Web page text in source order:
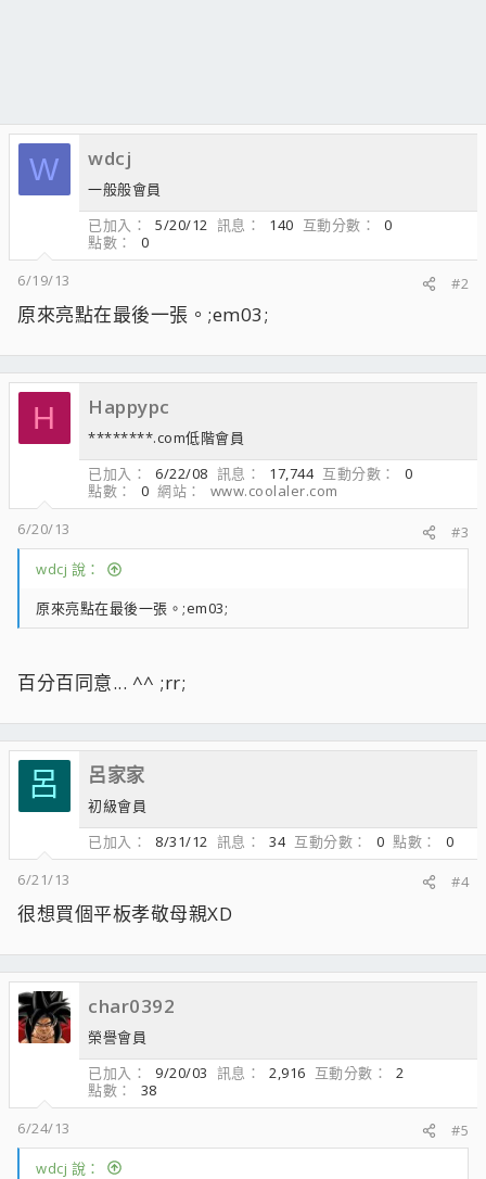
W wdcj
一般般會員
已加入
5/20/12 訊息 140 互動分數
0
點數
0
6/19/13
#2
原來亮點在最後一張。;em03;
H Happypc
********.com低階會員
已加入
6/22/08 訊息 17,744 互動分數
0
點數
0 網站
www.coolaler.com
6/20/13
#3
wdcj 說：
原來亮點在最後一張。;em03;
百分百同意... ^^ ;rr;
呂 呂家家
初級會員
已加入
8/31/12 訊息 34 互動分數 0 點數
0
6/21/13
#4
很想買個平板孝敬母親XD
char0392
榮譽會員
已加入
9/20/03 訊息 2,916 互動分數
2
點數
38
6/24/13
#5
wdcj 說：